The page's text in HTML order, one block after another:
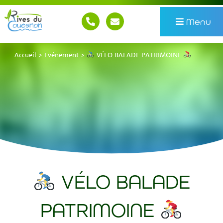
Menu
Accueil > Evénement> VÉLO BALADE PATRIMOINE
VÉLO BALADE
PATRIMOINE